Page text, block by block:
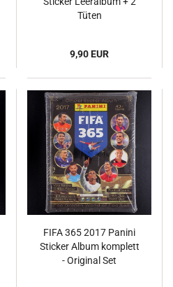
Tüten
9,90 EUR
FIFA 365 2017 Panini
Sticker Album komplett
- Original Set